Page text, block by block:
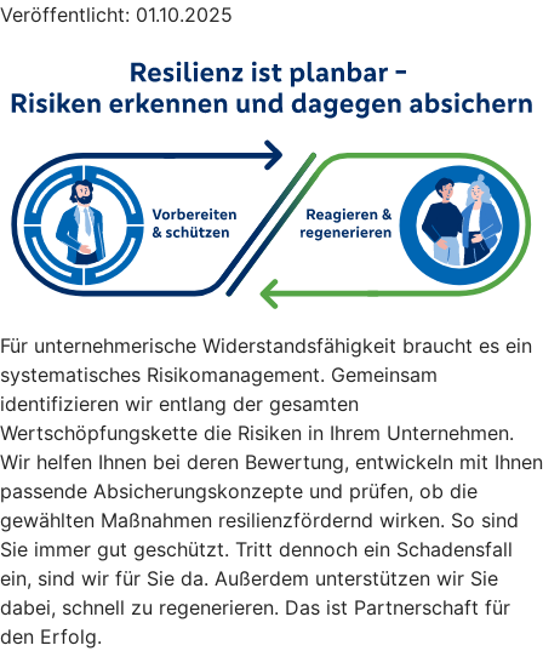
Veröffentlicht: 01.10.2025
Für unternehmerische Widerstandsfähigkeit braucht es ein
systematisches Risikomanagement. Gemeinsam
identifizieren wir entlang der gesamten
Wertschöpfungskette die Risiken in Ihrem Unternehmen.
Wir helfen Ihnen bei deren Bewertung, entwickeln mit Ihnen
passende Absicherungskonzepte und prüfen, ob die
gewählten Maßnahmen resilienzfördernd wirken. So sind
Sie immer gut geschützt. Tritt dennoch ein Schadensfall
ein, sind wir für Sie da. Außerdem unterstützen wir Sie
dabei, schnell zu regenerieren. Das ist Partnerschaft für
den Erfolg.